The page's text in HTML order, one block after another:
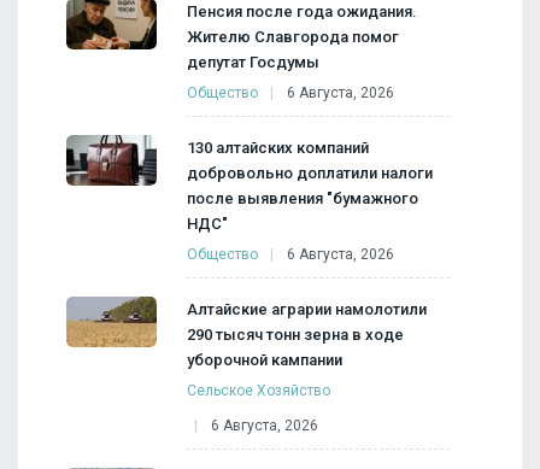
Пенсия после года ожидания.
Жителю Славгорода помог
депутат Госдумы
Общество 6 Августа, 2026
130 алтайских компаний
добровольно доплатили налоги
после выявления "бумажного
НДС"
Общество 6 Августа, 2026
Алтайские аграрии намолотили
290 тысяч тонн зерна в ходе
уборочной кампании
Сельское Хозяйство
6 Августа, 2026